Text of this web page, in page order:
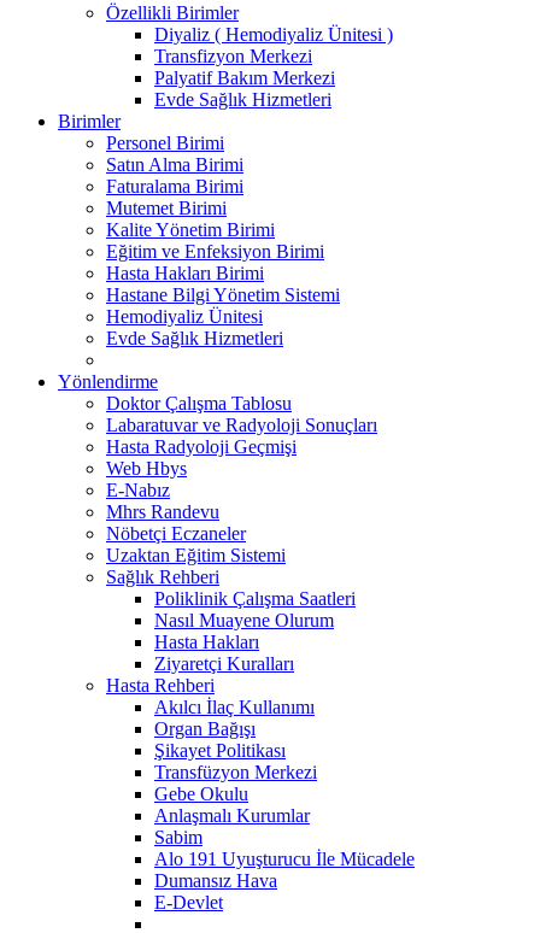
Özellikli Birimler
Diyaliz ( Hemodiyaliz Ünitesi )
Transfizyon Merkezi
Palyatif Bakım Merkezi
Evde Sağlık Hizmetleri
Birimler
Personel Birimi
Satın Alma Birimi
Faturalama Birimi
Mutemet Birimi
Kalite Yönetim Birimi
Eğitim ve Enfeksiyon Birimi
Hasta Hakları Birimi
Hastane Bilgi Yönetim Sistemi
Hemodiyaliz Ünitesi
Evde Sağlık Hizmetleri
Yönlendirme
Doktor Çalışma Tablosu
Labaratuvar ve Radyoloji Sonuçları
Hasta Radyoloji Geçmişi
Web Hbys
E-Nabız
Mhrs Randevu
Nöbetçi Eczaneler
Uzaktan Eğitim Sistemi
Sağlık Rehberi
Poliklinik Çalışma Saatleri
Nasıl Muayene Olurum
Hasta Hakları
Ziyaretçi Kuralları
Hasta Rehberi
Akılcı İlaç Kullanımı
Organ Bağışı
Şikayet Politikası
Transfüzyon Merkezi
Gebe Okulu
Anlaşmalı Kurumlar
Sabim
Alo 191 Uyuşturucu İle Mücadele
Dumansız Hava
E-Devlet